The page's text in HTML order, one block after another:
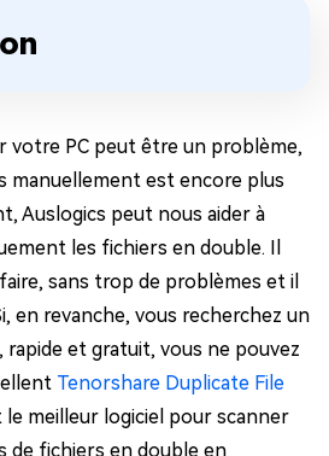
votre PC peut être un problème,
manuellement est encore plus
Auslogics peut nous aider à
les fichiers en double. Il
sans trop de problèmes et il
en revanche, vous recherchez un
rapide et gratuit, vous ne pouvez
Tenorshare Duplicate File
meilleur logiciel pour scanner
de fichiers en double en